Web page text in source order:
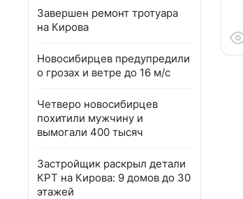
Завершен ремонт тротуара
на Кирова
Новосибирцев предупредили
о грозах и ветре до 16 м/с
Четверо новосибирцев
похитили мужчину и
вымогали 400 тысяч
Застройщик раскрыл детали
КРТ на Кирова: 9 домов до 30
этажей